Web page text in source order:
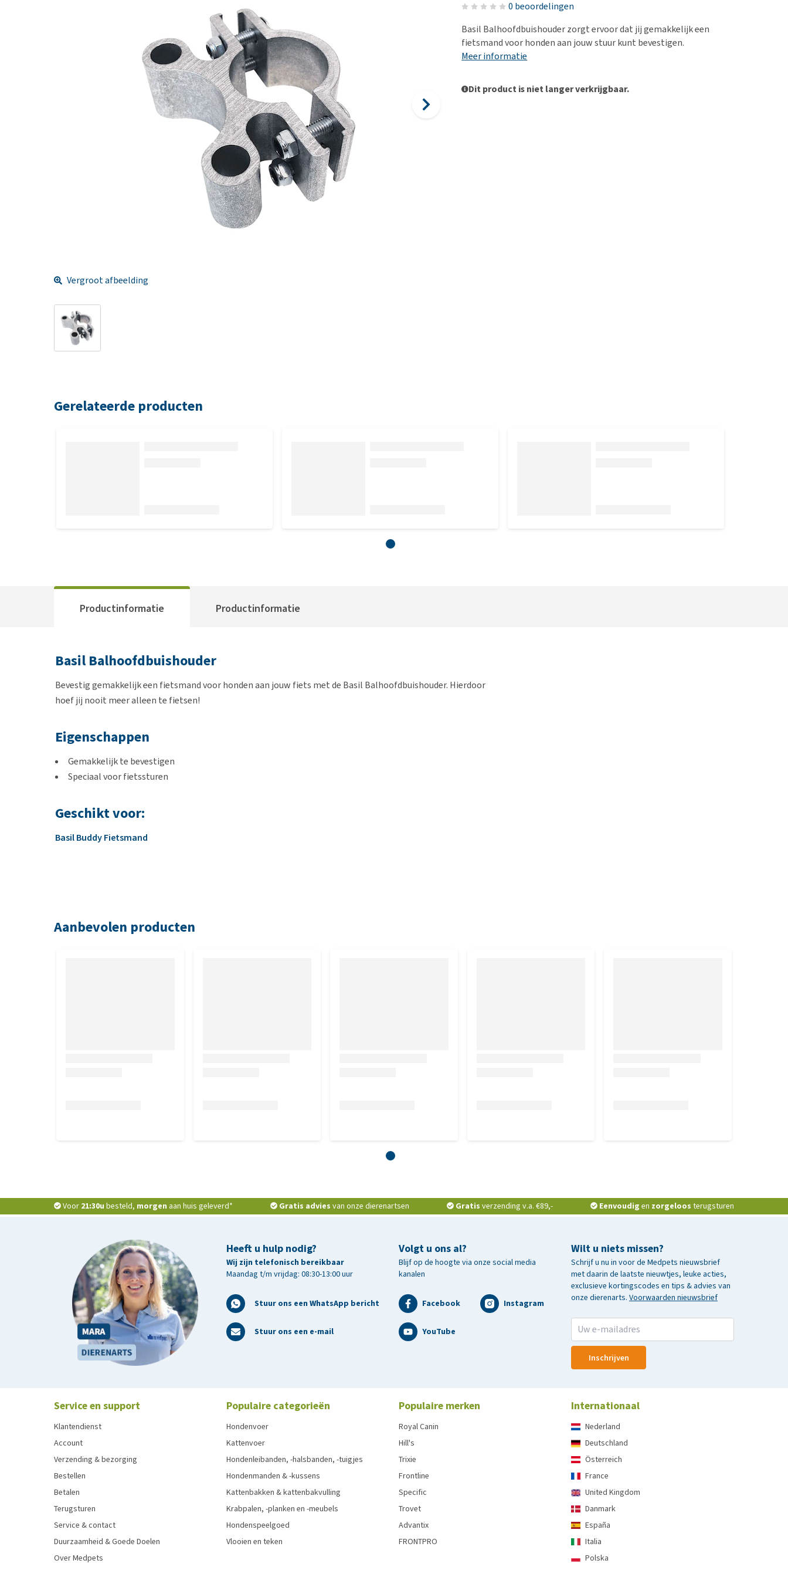
Biologisch hondenvoer
Vegan hondenvoer
Snacks
Bekijk alles
Op reis en onderweg
Puppy benodigdheden
Bekijk alles
Overgewicht en conditie
Spieren, pezen en botten
Bekijk alles
0 beoordelingen
Basil Balhoofdbuishouder zorgt ervoor dat jij gemakkelijk een
fietsmand voor honden aan jouw stuur kunt bevestigen.
Meer informatie
Vergroot afbeelding
Dit product is niet langer verkrijgbaar.
Gerelateerde producten
Productinformatie
Basil Balhoofdbuishouder
Bevestig gemakkelijk een fietsmand voor honden aan jouw fiets met de Basil Balhoofdbuishouder. Hierdoor
hoef jij nooit meer alleen te fietsen!
Eigenschappen
Gemakkelijk te bevestigen
Speciaal voor fietssturen
Geschikt voor:
Basil Buddy Fietsmand
Productinformatie
Aanbevolen producten
Voor 21:30u besteld, morgen aan huis geleverd* Gratis advies van onze dierenartsen Gratis verzending v.a. €89,- Eenvoudig en zorgeloos terugsturen
Heeft u hulp nodig?
Wij zijn telefonisch bereikbaar
Maandag t/m vrijdag: 08:30-13:00 uur
Stuur ons een WhatsApp bericht
Stuur ons een e-mail
Wilt u niets missen?
Schrijf u nu in voor de Medpets nieuwsbrief
met daarin de laatste nieuwtjes, leuke acties,
exclusieve kortingscodes en tips & advies van
onze dierenarts. Voorwaarden nieuwsbrief
Inschrijven
Volgt u ons al?
Blijf op de hoogte via onze social media
kanalen
Facebook Instagram
YouTube
Service en support
Klantendienst
Account
Verzending & bezorging
Bestellen
Betalen
Terugsturen
Service & contact
Duurzaamheid & Goede Doelen
Over Medpets
Populaire categorieën
Hondenvoer
Kattenvoer
Hondenleibanden, -halsbanden, -tuigjes
Hondenmanden & -kussens
Kattenbakken & kattenbakvulling
Krabpalen, -planken en -meubels
Hondenspeelgoed
Vlooien en teken
Populaire merken
Royal Canin
Hill's
Trixie
Frontline
Specific
Trovet
Advantix
FRONTPRO
Internationaal
Nederland
Deutschland
Österreich
France
United Kingdom
Danmark
España
Italia
Polska